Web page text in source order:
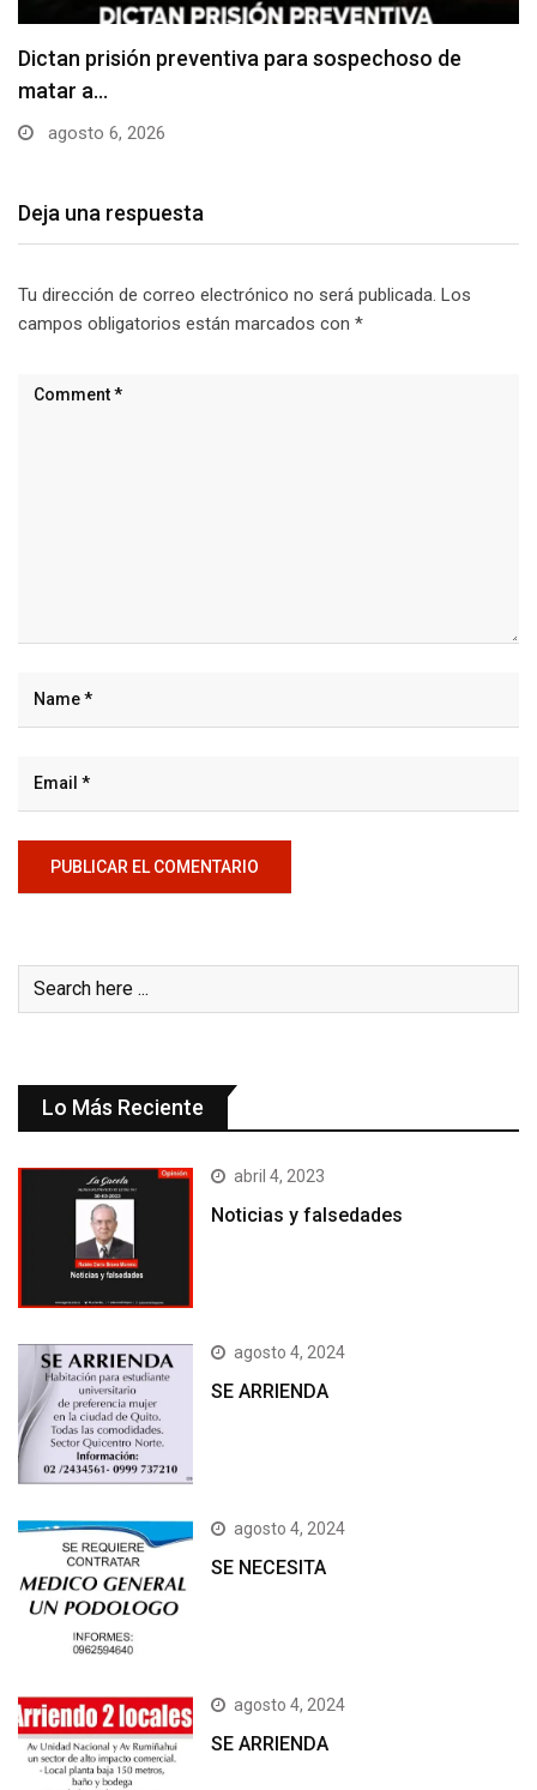
Usuarios madrugan y hacen largas filas para
obtener…
agosto 6, 2026
Deja una respuesta
Tu dirección de correo electrónico no será publicada. Los
campos obligatorios están marcados con *
Lo Más Reciente
abril 4, 2023
Noticias y falsedades
agosto 4, 2024
SE ARRIENDA
agosto 4, 2024
SE NECESITA
agosto 4, 2024
SE ARRIENDA